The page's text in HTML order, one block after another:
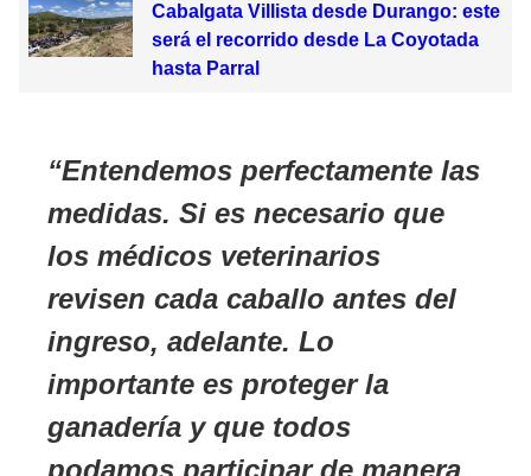
Cabalgata Villista desde Durango: este
será el recorrido desde La Coyotada
hasta Parral
Entendemos perfectamente las
medidas. Si es necesario que
los médicos veterinarios
revisen cada caballo antes del
ingreso, adelante. Lo
importante es proteger la
ganadería y que todos